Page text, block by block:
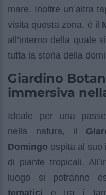
mare. Inoltre un’altra
visita questa zona, è il
all’interno della quale
tutta la storia della
Giardino
immersiva
Ideale per una
nella natura, il
Domingo ospita al suo
di piante tropicali.
luogo si potranno